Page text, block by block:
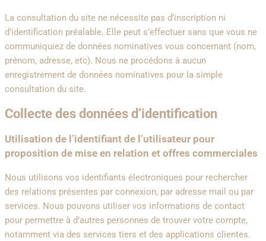
La consultation du site ne nécessite pas d’inscription ni
d’identification préalable. Elle peut s’effectuer sans que vous ne
communiquiez de données nominatives vous concernant (nom,
prénom, adresse, etc). Nous ne procédons à aucun
enregistrement de données nominatives pour la simple
consultation du site.
Collecte des données d’identification
Utilisation de l’identifiant de l’utilisateur pour
proposition de mise en relation et offres commerciales
Nous utilisons vos identifiants électroniques pour rechercher
des relations présentes par connexion, par adresse mail ou par
services. Nous pouvons utiliser vos informations de contact
pour permettre à d’autres personnes de trouver votre compte,
notamment via des services tiers et des applications clientes.